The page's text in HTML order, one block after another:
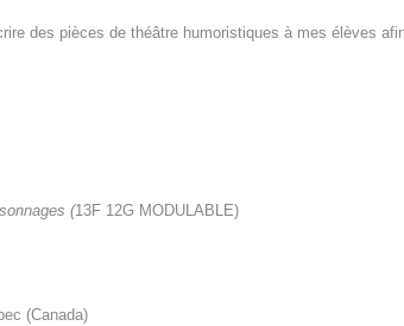
des pièces de théâtre humoristiques à mes élèves
(13F 12G MODULABLE)
(Canada)